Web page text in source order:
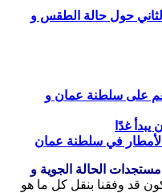
الثاني حول حالة الطقس و
على سلطنة عمان و
غدًا
في سلطنة عمان
مستجدات الحالة الجوية و
قد وفقنا بنقل كل ما هو